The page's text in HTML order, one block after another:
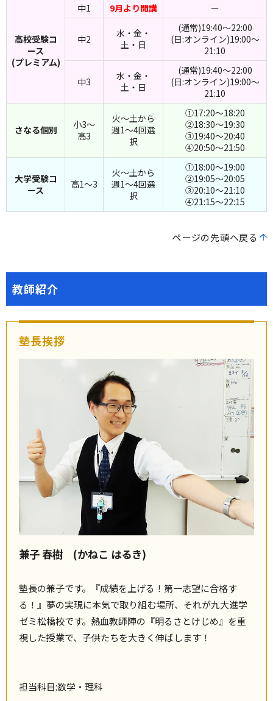
高校受験コ
ース
(プレミアム)
中1 9月より開講 ー
中2
水・金・
土・日
(通常)19:40～22:00
(日:オンライン)19:00～
21:10
中3
水・金・
土・日
(通常)19:40～22:00
(日:オンライン)19:00～
21:10
さなる個別
小3～
高3
火～土から
週1～4回選
択
①17:20～18:20
②18:30～19:30
③19:40～20:40
④20:50～21:50
大学受験コ
ース
高1～3
火～土から
週1～4回選
択
①18:00～19:00
②19:05～20:05
③20:10～21:10
④21:15～22:15
ページの先頭へ戻る
教師紹介
塾長挨拶
兼子 春樹 (かねこ はるき)
塾長の兼子です。『成績を上げる！第一志望に合格す
る！』夢の実現に本気で取り組む場所、それが九大進学
ゼミ松橋校です。熱血教師陣の『明るさとけじめ』を重
視した授業で、子供たちを大きく伸ばします！
担当科目:数学・理科